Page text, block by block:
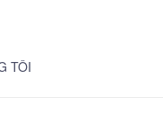
TÔI